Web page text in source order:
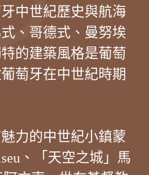
中世紀歷史與航海
、哥德式、曼努埃
的建築風格是葡萄
萄牙在中世紀時期
力的中世紀小鎮蒙
、「天空之城」馬